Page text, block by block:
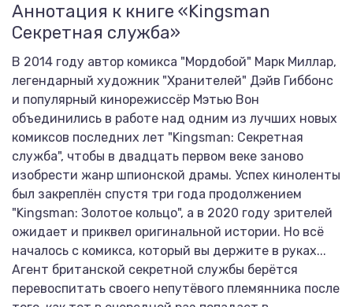
Аннотация к книге «Kingsman
Секретная служба»
В 2014 году автор комикса "Мордобой" Марк Миллар,
легендарный художник "Хранителей" Дэйв Гиббонс
и популярный кинорежиссёр Мэтью Вон
объединились в работе над одним из лучших новых
комиксов последних лет "Kingsman: Секретная
служба", чтобы в двадцать первом веке заново
изобрести жанр шпионской драмы. Успех киноленты
был закреплён спустя три года продолжением
"Kingsman: Золотое кольцо", а в 2020 году зрителей
ожидает и приквел оригинальной истории. Но всё
началось с комикса, который вы держите в руках...
Агент британской секретной службы берётся
перевоспитать своего непутёвого племянника после